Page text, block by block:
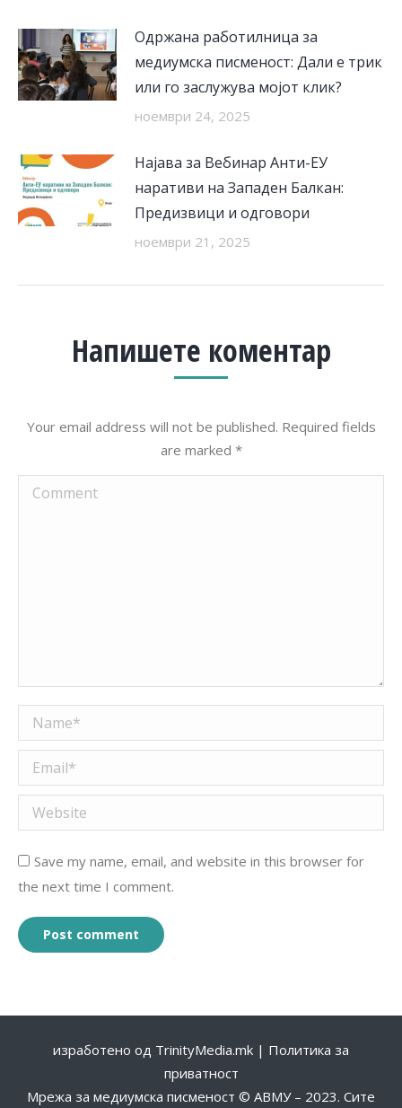
Одржана работилница за
медиумска писменост: Дали е трик
или го заслужува мојот клик?
ноември 24, 2025
Најава за Вебинар Анти-ЕУ
наративи на Западен Балкан:
Предизвици и одговори
ноември 21, 2025
Напишете коментар
Your email address will not be published. Required fields
are marked *
Comment
Name *
Email *
Website
Save my name, email, and website in this browser for
the next time I comment.
Post comment
изработено од TrinityMedia.mk | Политика за
приватност
Мрежа за медиумска писменост © АВМУ – 2023. Сите